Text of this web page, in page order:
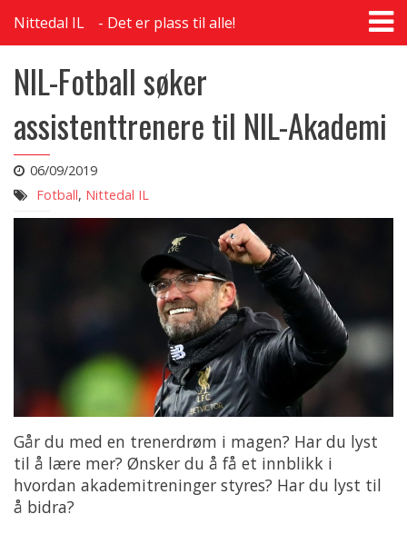
Nittedal IL Det er plass til alle!
NIL-Fotball søker
assistenttrenere til NIL-Akademi
06/09/2019
Fotball, Nittedal IL
Går du med en trenerdrøm i magen? Har du lyst
til å lære mer? Ønsker du å få et innblikk i
hvordan akademitreninger styres? Har du lyst til
å bidra?